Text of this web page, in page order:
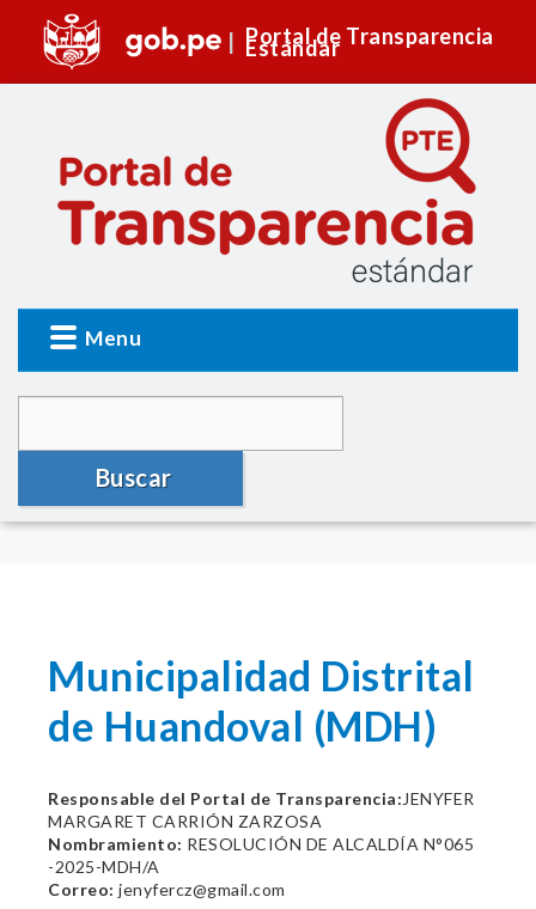
Portal de Transparencia
Estándar
Menu
Buscar
Municipalidad Distrital
de Huandoval (MDH)
Responsable del Portal de Transparencia: JENYFER
MARGARET CARRIÓN ZARZOSA
Nombramiento: RESOLUCIÓN DE ALCALDÍA N°065
-2025-MDH/A
Correo: jenyfercz@gmail.com